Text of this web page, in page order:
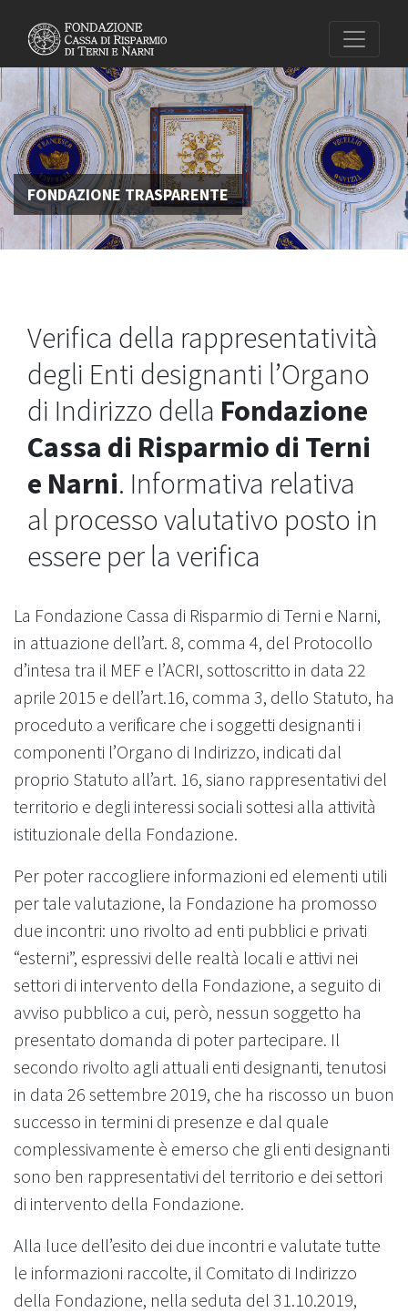
FONDAZIONE TRASPARENTE
Verifica della rappresentatività
degli Enti designanti l’Organo
di Indirizzo della Fondazione
Cassa di Risparmio di Terni
e Narni. Informativa relativa
al processo valutativo posto in
essere per la verifica
La Fondazione Cassa di Risparmio di Terni e Narni,
in attuazione dell’art. 8, comma 4, del Protocollo
d’intesa tra il MEF e l’ACRI, sottoscritto in data 22
aprile 2015 e dell’art.16, comma 3, dello Statuto, ha
proceduto a verificare che i soggetti designanti i
componenti l’Organo di Indirizzo, indicati dal
proprio Statuto all’art. 16, siano rappresentativi del
territorio e degli interessi sociali sottesi alla attività
istituzionale della Fondazione.
Per poter raccogliere informazioni ed elementi utili
per tale valutazione, la Fondazione ha promosso
due incontri: uno rivolto ad enti pubblici e privati
“esterni”, espressivi delle realtà locali e attivi nei
settori di intervento della Fondazione, a seguito di
avviso pubblico a cui, però, nessun soggetto ha
presentato domanda di poter partecipare. Il
secondo rivolto agli attuali enti designanti, tenutosi
in data 26 settembre 2019, che ha riscosso un buon
successo in termini di presenze e dal quale
complessivamente è emerso che gli enti designanti
sono ben rappresentativi del territorio e dei settori
di intervento della Fondazione.
Alla luce dell’esito dei due incontri e valutate tutte
le informazioni raccolte, il Comitato di Indirizzo
della Fondazione, nella seduta del 31.10.2019,